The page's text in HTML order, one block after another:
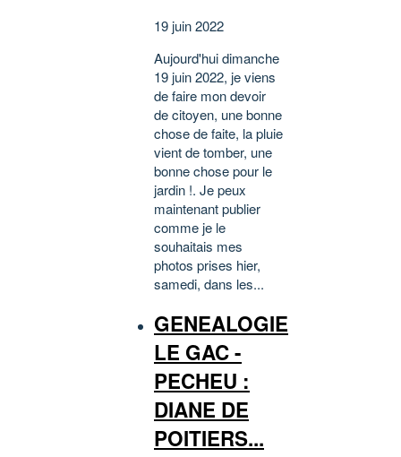
19 juin 2022
Aujourd'hui dimanche
19 juin 2022, je viens
de faire mon devoir
de citoyen, une bonne
chose de faite, la pluie
vient de tomber, une
bonne chose pour le
jardin !. Je peux
maintenant publier
comme je le
souhaitais mes
photos prises hier,
samedi, dans les...
GENEALOGIE
LE GAC -
PECHEU :
DIANE DE
POITIERS...